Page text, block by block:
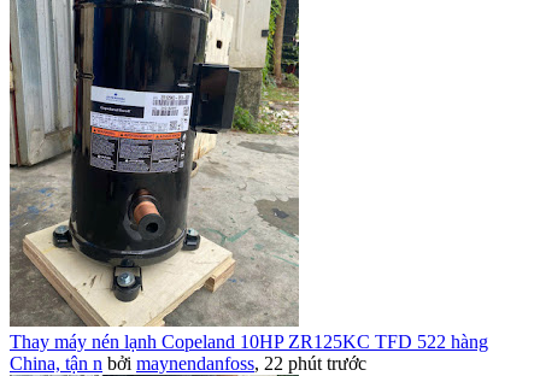
Thay máy nén lạnh Copeland 10HP ZR125KC TFD 522 hàng
China, tận n bởi maynendanfoss, 22 phút trước